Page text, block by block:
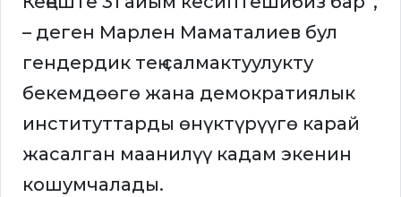
– деген Марлен Маматалиев бул
гендердик тең салмактуулукту
бекемдөөгө жана демократиялык
институттарды өнүктүрүүгө карай
жасалган маанилүү кадам экенин
кошумчалады.